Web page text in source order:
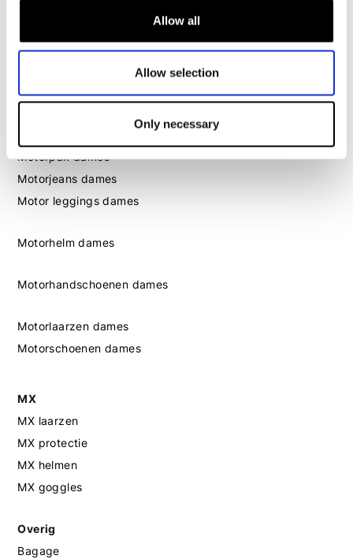
Allow all
Allow selection
Only necessary
Motorkleding dames
Motorpak dames
Motorjeans dames
Motor leggings dames
Motorhelm dames
Motorhandschoenen dames
Motorlaarzen dames
Motorschoenen dames
MX
MX laarzen
MX protectie
MX helmen
MX goggles
Overig
Bagage